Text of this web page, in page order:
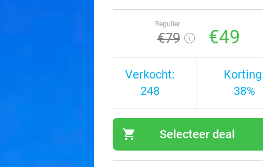
Regulier
€79 €49
Verkocht:
248
38%
shopping_cart Selecteer deal